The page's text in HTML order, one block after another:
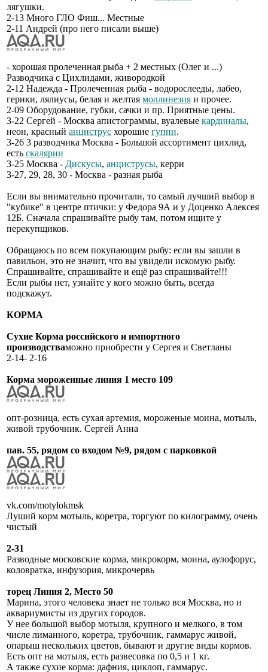
лягушки.
2-13 Много ГЛО Фиш... Местные
2-11 Андрей (про него писали выше)
- хорошая пролеченная рыба + 2 местных (Олег и ...)
Разводчика с Цихлидами, живородкой
2-12 Надежда - Пролеченная рыба - водорослееды, лабео,
герики, лялиусы, белая и желтая моллинезия и прочее.
2-09 Оборудование, губки, сачки и пр. Приятные цены.
3-22 Сергей - Москва апистограммы, вуалевые кардиналы,
неон, красный анциструс хорошие гуппи.
3-26 3 разводчика Москва - Большой ассортимент цихлид,
есть скалярии
3-25 Москва - Дискусы, анциструсы, керри
3-27, 29, 28, 30 - Москва - разная рыба
Если вы внимательно прочитали, то самый лучший выбор в
"кубике" в центре птички: у Федора 9А и у Доценко Алексея
12Б. Сначала спрашивайте рыбу там, потом ищите у
перекупщиков.
Обращаюсь по всем покупающим рыбу: если вы зашли в
павильон, это не значит, что вы увидели искомую рыбу.
Спрашивайте, спрашивайте и ещё раз спрашивайте!!!
Если рыбы нет, узнайте у кого можно быть, всегда
подскажут.
КОРМА
Сухие Корма российского и импортного
производстваможно приобрести у Сергея и Светланы
2-14- 2-16
Корма мороженные линия 1 место 109
опт-розница, есть сухая артемия, мороженые моина, мотыль,
живой трубочник. Сергей Анна
пав. 55, рядом со входом №9, рядом с парковкой
vk.com/motylokmsk
Луший корм мотыль, коретра, торгуют по килограмму, очень
чистый
2-31
Разводные московские корма, микрокорм, моина, аулофорус,
коловратка, инфузория, микрочервь
торец Линия 2, Место 50
Марина, этого человека знает не только вся Москва, но и
аквариумисты из других городов.
У нее большой выбор мотыля, крупного и мелкого, в том
числе лиманного, коретра, трубочник, гаммарус живой,
опарыш нескольких цветов, бывают и другие виды кормов.
Есть опт на мотыля, есть развесовка по 0,5 и 1 кг.
А также сухие корма: дафния, циклоп, гаммарус.